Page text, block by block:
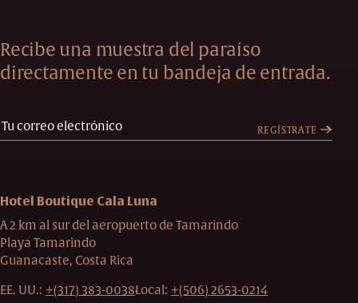
Recibe una muestra del paraíso
directamente en tu bandeja de entrada.
REGÍSTRATE
Hotel Boutique Cala Luna
A 2 km al sur del aeropuerto de Tamarindo
Playa Tamarindo
Guanacaste, Costa Rica
EE. UU.: +(317) 383-0038Local: +(506) 2653-0214